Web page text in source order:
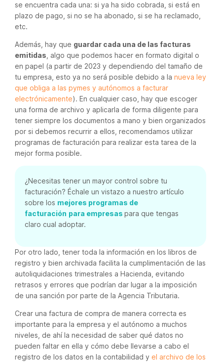
se encuentra cada una: si ya ha sido cobrada, si está en
plazo de pago, si no se ha abonado, si se ha reclamado,
etc.
Además, hay que guardar cada una de las facturas
emitidas , algo que podemos hacer en formato digital o
en papel (a partir de 2023 y dependiendo del tamaño de
tu empresa, esto ya no será posible debido a la nueva ley
que obliga a las pymes y autónomos a facturar
electrónicamente). En cualquier caso, hay que escoger
una forma de archivo y aplicarla de forma diligente para
tener siempre los documentos a mano y bien organizados
por si debemos recurrir a ellos, recomendamos utilizar
programas de facturación para realizar esta tarea de la
mejor forma posible.
¿Necesitas tener un mayor control sobre tu
facturación? Échale un vistazo a nuestro artículo
sobre los mejores programas de
facturación para empresas para que tengas
claro cual adoptar.
Por otro lado, tener toda la información en los libros de
registro y bien archivada facilita la cumplimentación de las
autoliquidaciones trimestrales a Hacienda, evitando
retrasos y errores que podrían dar lugar a la imposición
de una sanción por parte de la Agencia Tributaria.
Crear una factura de compra de manera correcta es
importante para la empresa y el autónomo a muchos
niveles, de ahí la necesidad de saber qué datos no
pueden faltar en ella y cómo debe llevarse a cabo el
registro de los datos en la contabilidad y el archivo de los